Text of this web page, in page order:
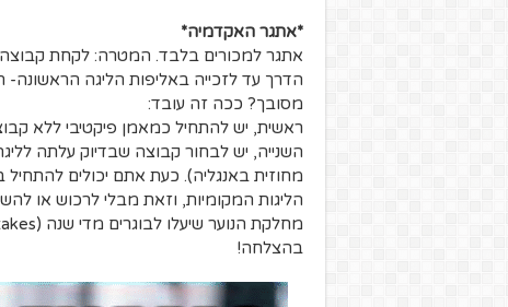
*אתגר האקדמיה*
אתגר למכורים בלבד. המטרה: לקחת קבוצה
הדרך עד לזכייה באליפות הליגה
מסובך? ככה זה עובד:
ראשית, יש להתחיל כמאמן פיקטיבי ללא
השנייה, יש לבחור קבוצה שבדיוק עלתה
מחוזית באנגליה). כעת אתם יכולים
הליגות המקומיות, וזאת מבלי לרכוש או
בהצלחה!